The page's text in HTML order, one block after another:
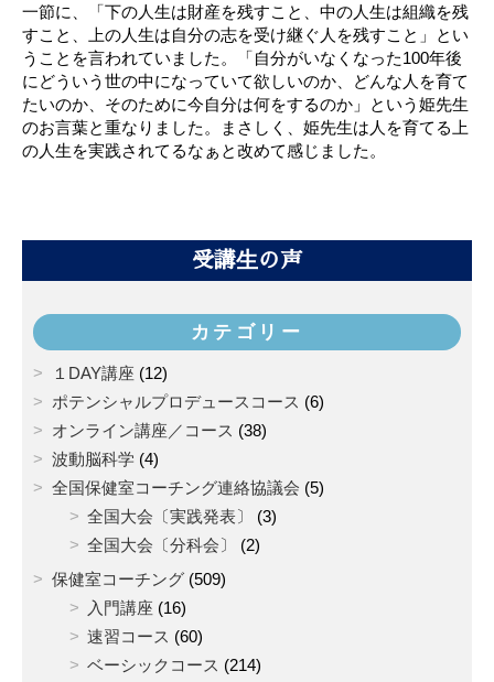
一節に、「下の人生は財産を残すこと、中の人生は組織を残
すこと、上の人生は自分の志を受け継ぐ人を残すこと」とい
うことを言われていました。「自分がいなくなった100年後
にどういう世の中になっていて欲しいのか、どんな人を育て
たいのか、そのために今自分は何をするのか」という姫先生
のお言葉と重なりました。まさしく、姫先生は人を育てる上
の人生を実践されてるなぁと改めて感じました。
受講生の声
カテゴリー
１DAY講座 (12)
ポテンシャルプロデュースコース (6)
オンライン講座／コース (38)
波動脳科学 (4)
全国保健室コーチング連絡協議会 (5)
全国大会〔実践発表〕
(3)
全国大会〔分科会〕
(2)
保健室コーチング(509)
入門講座 (16)
速習コース (60)
ベーシックコース (214)